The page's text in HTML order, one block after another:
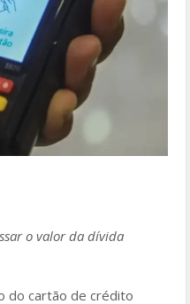
o valor da dívida
do cartão de crédito